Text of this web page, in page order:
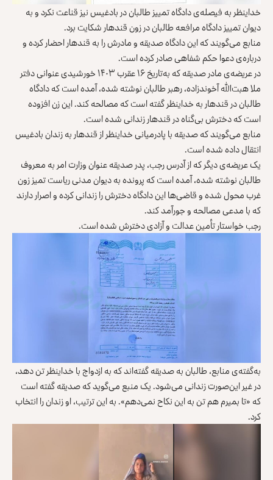
خداینظر به فیصله‌ی دادگاه تمییز طالبان در بادغیس نیز قناعت نکرد و به
دیوان تمییز دادگاه مرافعه طالبان در زون قندهار شکایت برد.
منابع می‌گویند که این دادگاه صدیقه و مادرش را به قندهار احضار کرده و
درباره‌ی دعوا حکم شفاهی صادر کرده است.
در عریضه‌ی مادر صدیقه که به‌تاریخ ۱۶ عقرب ۱۴۰۳ خورشیدی عنوانی دفتر
ملا هبت‌الله آخوندزاده، رهبر طالبان نوشته شده، آمده است که دادگاه
طالبان در قندهار به خداینظر گفته است که مصالحه کند. این زن افزوده
است که دخترش بی‌گناه در قندهار زندانی شده است.
منابع می‌گویند که صدیقه با پادرمیانی خداینظر از قندهار به زندان بادغیس
انتقال داده شده است.
یک عریضه‌ی دیگر که از آدرس رجب، پدر صدیقه عنوان وزارت امر به معروف
طالبان نوشته شده، آمده است که پرونده به دیوان مدنی ریاست تمیز زون
غرب محول شده و قاضی‌ها این دادگاه دخترش را زندانی کرده و اصرار دارند
که با مدعی مصالحه و جورآمد کند.
رجب خواستار تأمین عدالت و آزادی دخترش شده است.
به‌گفته‌ی منابع، طالبان به صدیقه گفته‌اند که به ازدواج با خداینظر تن دهد،
در غیر این‌صورت زندانی می‌شود. یک منبع می‌گوید که صدیقه گفته است
که «تا بمیرم هم تن به این نکاح نمی‌دهم». به این ترتیب، او زندان را انتخاب
کرد.